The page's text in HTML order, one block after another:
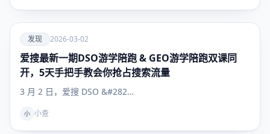
爱
发现
发现 2026-03-02
爱搜最新一期DSO游学陪跑 & GEO游学陪跑双课同
开，5天手把手教会你抢占搜索流量
3 月 2 日，爱搜 DSO &#282…
小 小查